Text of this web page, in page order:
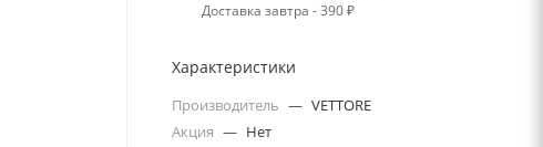
Доставка завтра - 390 ₽
Характеристики
Производитель — VETTORE
Акция — Нет